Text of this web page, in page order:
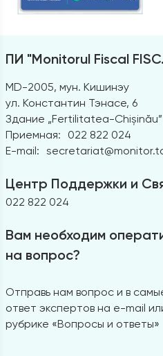
ПИ "Monitorul Fiscal
MD-2005, мун. Кишинэу
ул. Константин Тэнасе, 6
Здание „Fertilitatea-
Приемная:
022 822 024
E-mail:
Центр Поддержки и
022 822 024
Вам необходим
на вопрос?
Отправь нам вопрос и в
ответ экспертов на e-mail
рубрике «Вопросы и ответы»